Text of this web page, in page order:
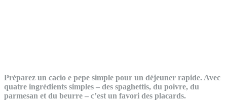
Préparez un cacio e pepe simple pour un déjeuner rapide. Avec
quatre ingrédients simples – des spaghettis, du poivre, du
parmesan et du beurre – c’est un favori des placards.